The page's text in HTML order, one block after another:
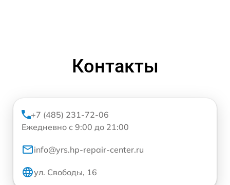
Контакты
+7 (485) 231-72-06
Ежедневно с 9:00 до 21:00
info@yrs.hp-repair-center.ru
ул. Свободы, 16